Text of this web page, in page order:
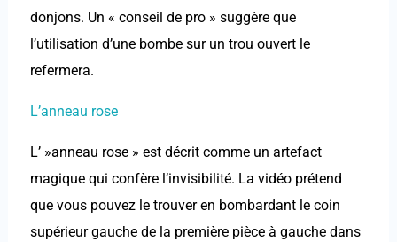
donjons. Un « conseil de pro » suggère que
l’utilisation d’une bombe sur un trou ouvert le
refermera.
L’anneau rose
L’ »anneau rose » est décrit comme un artefact
magique qui confère l’invisibilité. La vidéo prétend
que vous pouvez le trouver en bombardant le coin
supérieur gauche de la première pièce à gauche dans